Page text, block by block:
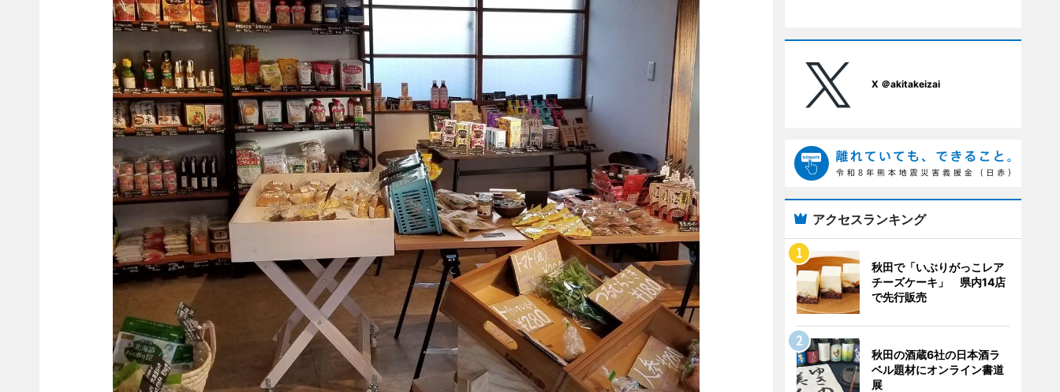
X ＠akitakeizai
アクセスランキング
秋田で「いぶりがっこレア
チーズケーキ」 県内14店
で先行販売
秋田の酒蔵6社の日本酒ラ
ベル題材にオンライン書道
展